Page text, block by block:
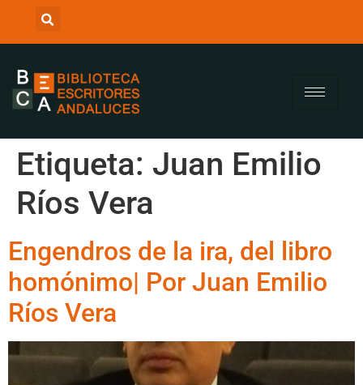
Etiqueta: Juan Emilio
Ríos Vera
Engendros de la ira, del libro
homónimo| Por Juan Emilio
Ríos Vera